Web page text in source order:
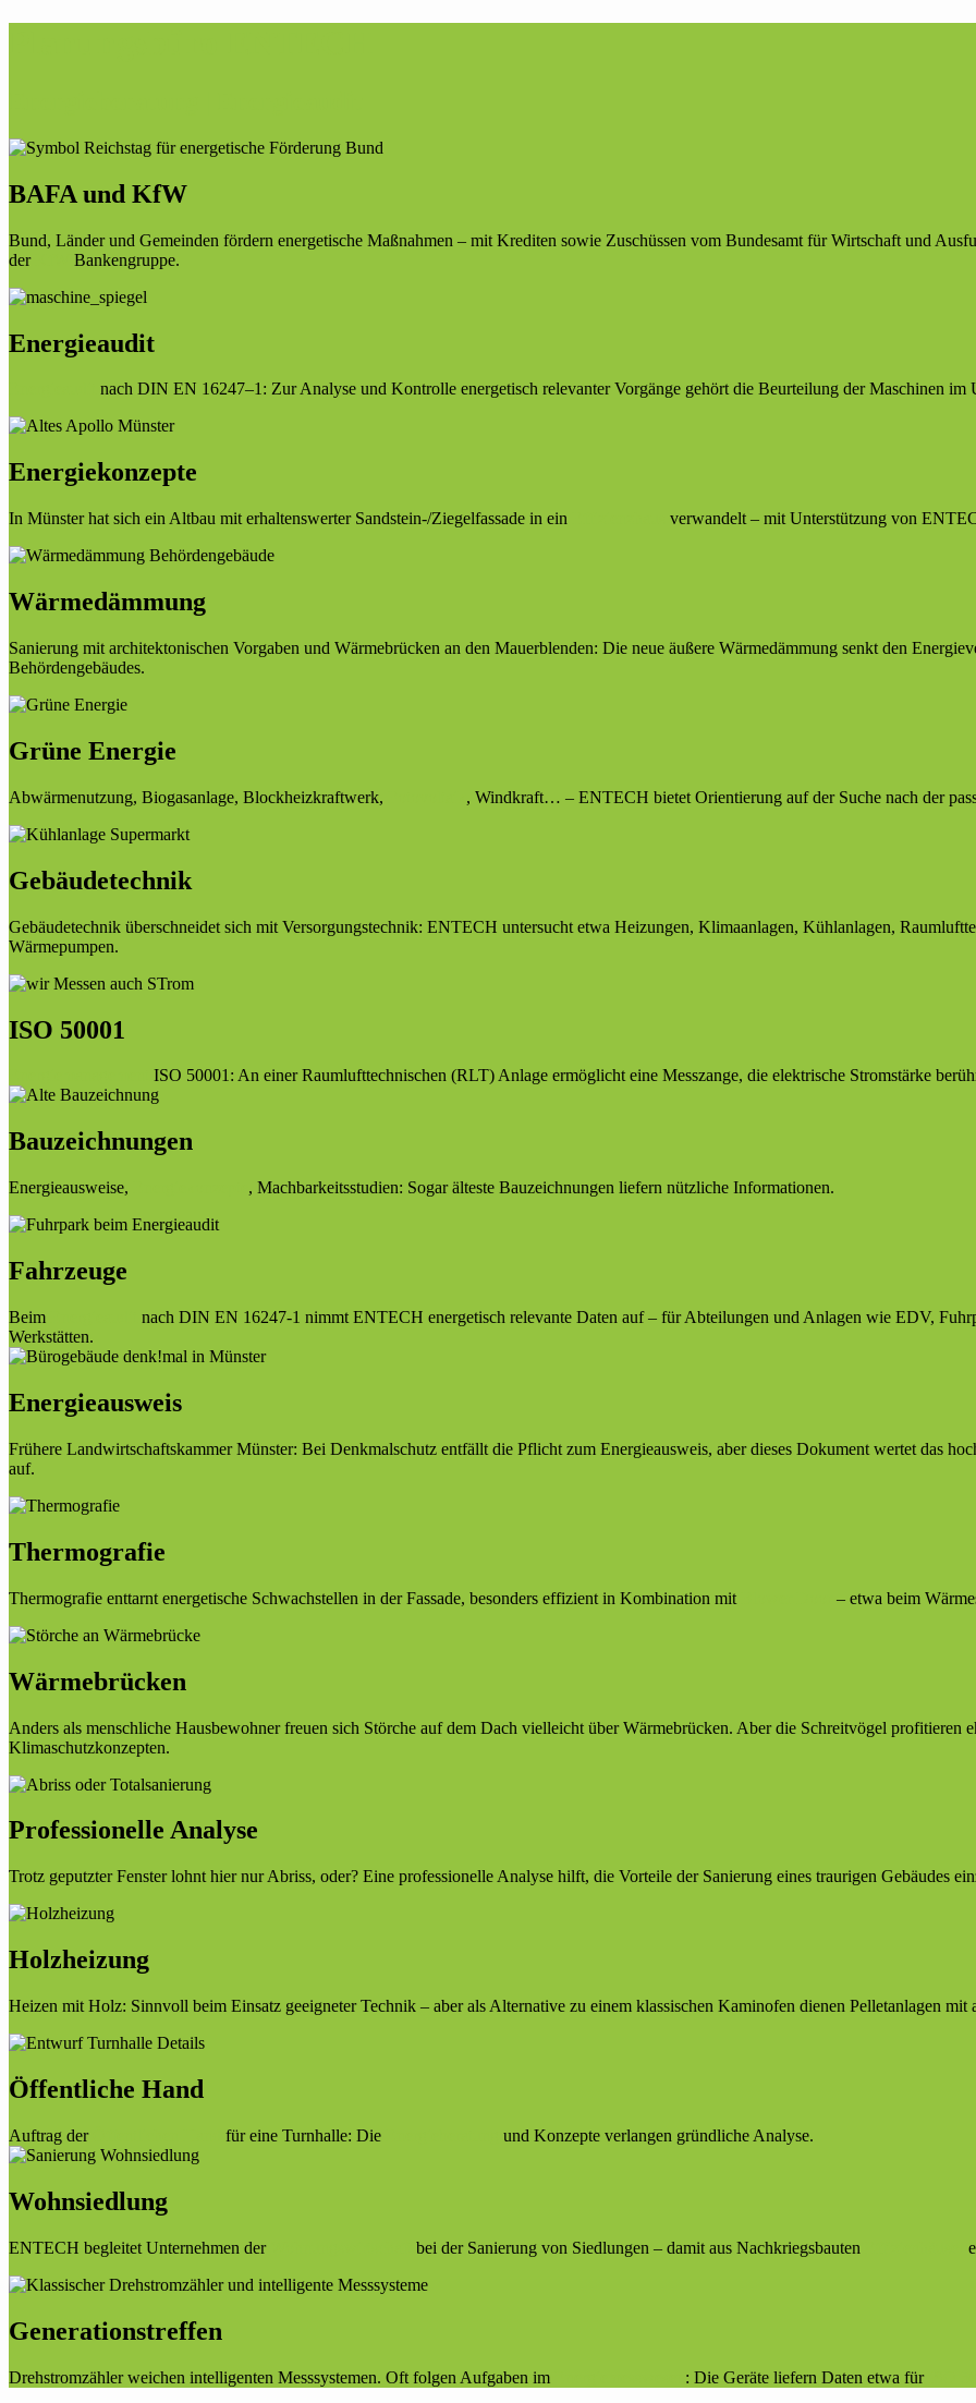
BAFA und KfW
Bund, Länder und Gemeinden fördern energetische Maßnahmen – mit Krediten sowie Zuschüssen vom Bundesamt für Wirtschaft und
der
Bankengruppe.
Energieaudit
nach DIN EN 16247–1: Zur Analyse und Kontrolle energetisch relevanter Vorgänge gehört die Beurteilung der Maschinen im
Energiekonzepte
In Münster hat sich ein Altbau mit erhaltenswerter Sandstein-/Ziegelfassade in ein verwandelt – mit Unterstützung von
Wärmedämmung
Sanierung mit architektonischen Vorgaben und Wärmebrücken an den Mauerblenden: Die neue äußere Wärmedämmung senkt den
Behördengebäudes.
Grüne Energie
Abwärmenutzung, Biogasanlage, Blockheizkraftwerk, , Windkraft… – ENTECH bietet Orientierung auf der Suche nach der
Gebäudetechnik
Gebäudetechnik überschneidet sich mit Versorgungstechnik: ENTECH untersucht etwa Heizungen, Klimaanlagen, Kühlanlagen,
Wärmepumpen.
ISO 50001
ISO 50001: An einer Raumlufttechnischen (RLT) Anlage ermöglicht eine Messzange, die elektrische Stromstärke
Bauzeichnungen
Energieausweise, , Machbarkeitsstudien: Sogar älteste Bauzeichnungen liefern nützliche Informationen.
Fahrzeuge
Beim
nach DIN EN 16247-1 nimmt ENTECH energetisch relevante Daten auf – für Abteilungen und Anlagen wie EDV,
Werkstätten.
Energieausweis
Frühere Landwirtschaftskammer Münster: Bei Denkmalschutz entfällt die Pflicht zum Energieausweis, aber dieses Dokument wertet das
auf.
Thermografie
Thermografie enttarnt energetische Schwachstellen in der Fassade, besonders effizient in Kombination mit – etwa beim
Wärmebrücken
Anders als menschliche Hausbewohner freuen sich Störche auf dem Dach vielleicht über Wärmebrücken. Aber die Schreitvögel profitieren
Klimaschutzkonzepten.
Professionelle Analyse
Trotz geputzter Fenster lohnt hier nur Abriss, oder? Eine professionelle Analyse hilft, die Vorteile der Sanierung eines traurigen Gebäudes
Holzheizung
Heizen mit Holz: Sinnvoll beim Einsatz geeigneter Technik – aber als Alternative zu einem klassischen Kaminofen dienen Pelletanlagen mit
Öffentliche Hand
Auftrag der für eine Turnhalle: Die und Konzepte verlangen gründliche Analyse.
Wohnsiedlung
ENTECH begleitet Unternehmen der bei der Sanierung von Siedlungen – damit aus Nachkriegsbauten
Generationstreffen
Drehstromzähler weichen intelligenten Messsystemen. Oft folgen Aufgaben im : Die Geräte liefern Daten etwa für